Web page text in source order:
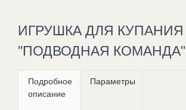
ИГРУШКА ДЛЯ КУПАНИЯ
"ПОДВОДНАЯ КОМАНДА"
Подробное
описание
Параметры